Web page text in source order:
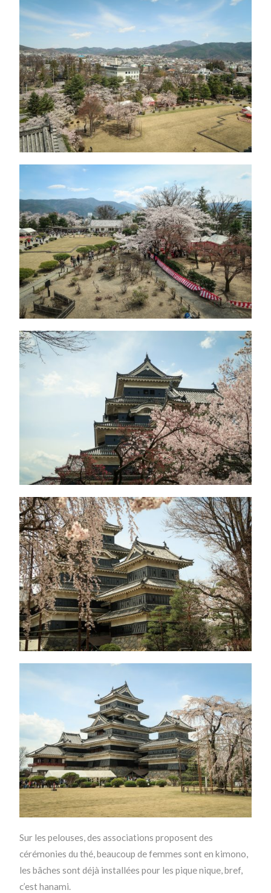
Sur les pelouses, des associations proposent des
cérémonies du thé, beaucoup de femmes sont en kimono,
les bâches sont déjà installées pour les pique nique, bref,
c’est hanami.